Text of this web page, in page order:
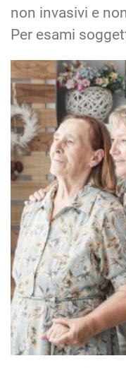
non invasivi e
Per esami